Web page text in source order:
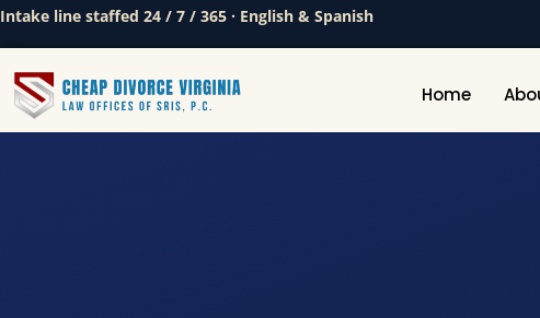
Intake line staffed 24 / 7 / 365 · English & Spanish
Home